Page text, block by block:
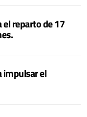
el reparto de 17
impulsar el